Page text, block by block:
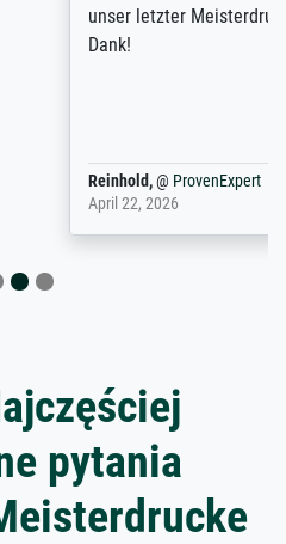
sein. Vielen
pytania